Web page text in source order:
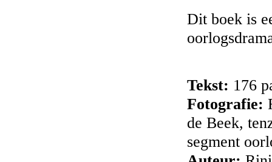
Dit boek is
Tekst: 176
Fotografie:
de Beek,
segment